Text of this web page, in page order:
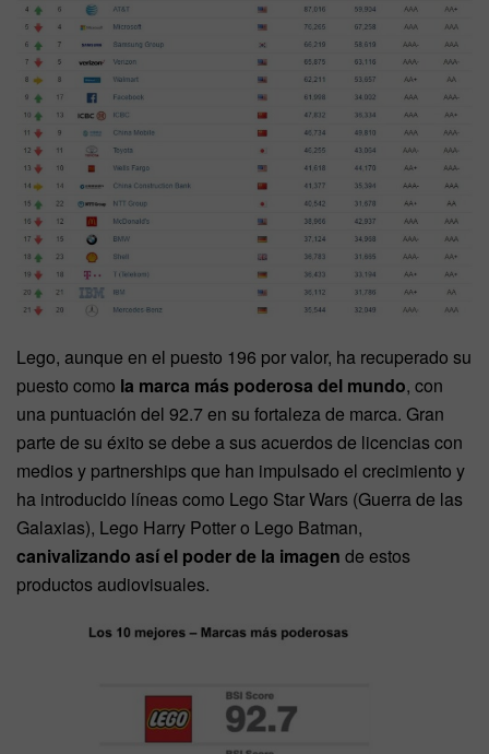
Lego, aunque en el puesto 196 por valor, ha recuperado su
puesto como la marca más poderosa del mundo, con
una puntuación del 92.7 en su fortaleza de marca. Gran
parte de su éxito se debe a sus acuerdos de licencias con
medios y partnerships que han impulsado el crecimiento y
ha introducido líneas como Lego Star Wars (Guerra de las
Galaxias), Lego Harry Potter o Lego Batman,
canivalizando así el poder de la imagen de estos
productos audiovisuales.